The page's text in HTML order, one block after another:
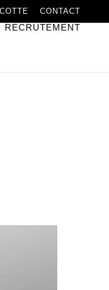
CONTACT
RECRUTEMENT